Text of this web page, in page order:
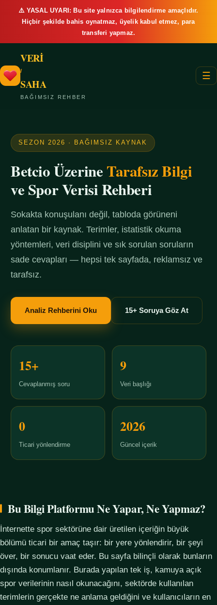
⚠️ YASAL UYARI: Bu site yalnızca bilgilendirme amaçlıdır.
Hiçbir şekilde bahis oynatmaz, üyelik kabul etmez, para
transferi yapmaz.
VERİ
/
SAHA
BAĞIMSIZ REHBER
☰
SEZON 2026 · BAĞIMSIZ KAYNAK
Betcio ÜzerineTarafsız Bilgi
ve Spor Verisi Rehberi
Sokakta konuşulanı değil, tabloda görüneni
anlatan bir kaynak. Terimler, istatistik okuma
yöntemleri, veri disiplini ve sık sorulan soruların
sade cevapları — hepsi tek sayfada, reklamsız ve
tarafsız.
Analiz Rehberini Oku 15+ Soruya Göz At
15+
Cevaplanmış soru
9
Veri başlığı
0
Ticari yönlendirme
2026
Güncel içerik
Bu Bilgi Platformu Ne Yapar, Ne Yapmaz?
İnternette spor sektörüne dair üretilen içeriğin büyük
bölümü ticari bir amaç taşır: bir yere yönlendirir, bir şeyi
över, bir sonucu vaat eder. Bu sayfa bilinçli olarak bunların
dışında konumlanır. Burada yapılan tek iş, kamuya açık
spor verilerinin nasıl okunacağını, sektörde kullanılan
terimlerin gerçekte ne anlama geldiğini ve kullanıcıların en